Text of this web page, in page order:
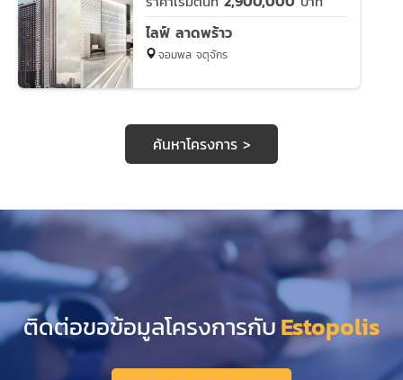
ไลฟ์ ลาดพร้าว
จอมพล จตุจักร
ค้นหาโครงการ >
ติดต่อขอข้อมูลโครงการกับEstopolis